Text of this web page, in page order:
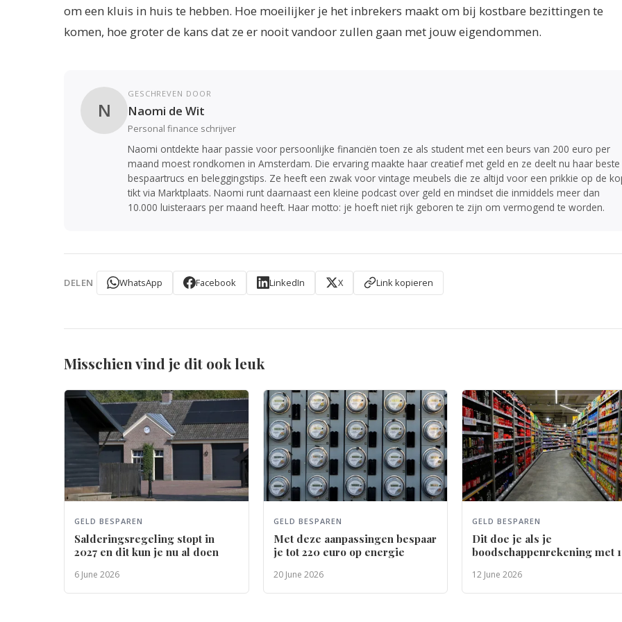
om een kluis in huis te hebben. Hoe moeilijker je het inbrekers maakt om bij kostbare bezittingen te
komen, hoe groter de kans dat ze er nooit vandoor zullen gaan met jouw eigendommen.
N
GESCHREVEN DOOR
Naomi de Wit
Personal finance schrijver
Naomi ontdekte haar passie voor persoonlijke financiën toen ze als student met een beurs van 200 euro per
maand moest rondkomen in Amsterdam. Die ervaring maakte haar creatief met geld en ze deelt nu haar beste
bespaartrucs en beleggingstips. Ze heeft een zwak voor vintage meubels die ze altijd voor een prikkie op de
tikt via Marktplaats. Naomi runt daarnaast een kleine podcast over geld en mindset die inmiddels meer dan
10.000 luisteraars per maand heeft. Haar motto: je hoeft niet rijk geboren te zijn om vermogend te worden.
DELEN WhatsApp Facebook LinkedIn X Link kopieren
Misschien vind je dit ook leuk
GELD BESPAREN
Salderingsregeling stopt in
2027 en dit kun je nu al doen
6 June 2026
GELD BESPAREN
Met deze aanpassingen bespaar
je tot 220 euro op energie
20 June 2026
GELD BESPAREN
Dit doe je als je
boodschappenrekening met
12 June 2026